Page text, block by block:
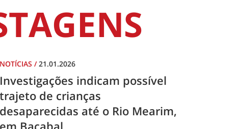
NOTÍCIAS /21.01.2026
Investigações indicam possível
trajeto de crianças
desaparecidas até o Rio Mearim,
em Bacabal